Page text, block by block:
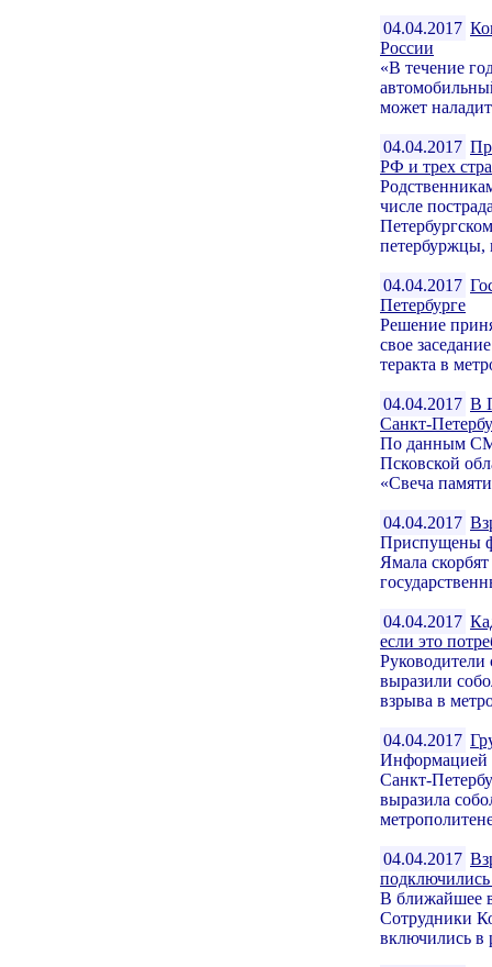
04.04.2017
России
«В течение
может
04.04.2017
РФ и трех
числе
петербуржцы,
04.04.2017
Петербурге
Решение
свое
теракта в
04.04.2017 В
Санкт-
По данным
Псковской
«Свеча
04.04.2017
Приспущены
Ямала
04.04.2017
если это
Руководители
выразили
взрыва в
04.04.2017
Информацией
Санкт-
выразила
04.04.2017
В ближайшее
Сотрудники
включились в